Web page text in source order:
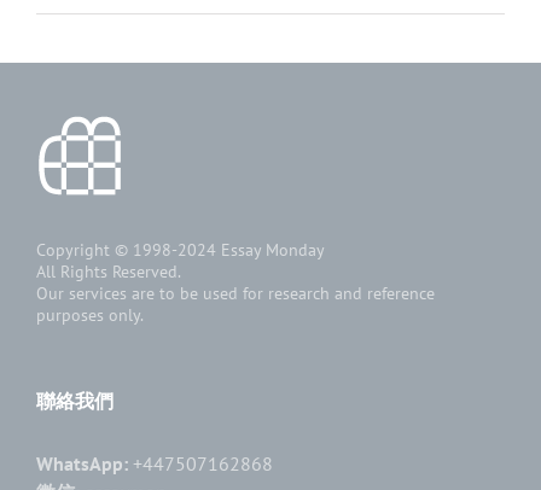
Copyright © 1998-2024 Essay Monday
All Rights Reserved.
Our services are to be used for research and reference
purposes only.
聯絡我們
WhatsApp: +447507162868